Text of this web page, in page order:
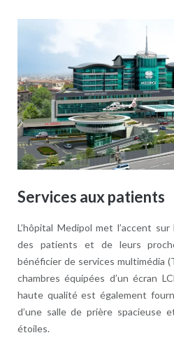
Services aux patients
L’hôpital Medipol met l’accent
des patients et de leurs
bénéficier de services multimédia
chambres équipées d’un écran
haute qualité est également
d’une salle de prière spacieuse
étoiles.